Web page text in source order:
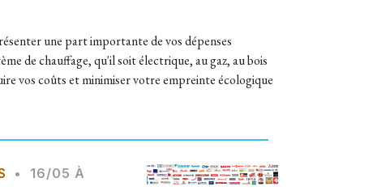
une part importante de vos dépenses
de chauffage, qu'il soit électrique, au gaz, au bois
vos coûts et minimiser votre empreinte écologique
•
16/05 À